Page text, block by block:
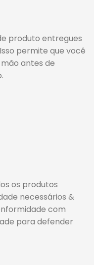
produto entregues
permite que você
antes de
os produtos
necessários &
com
para defender